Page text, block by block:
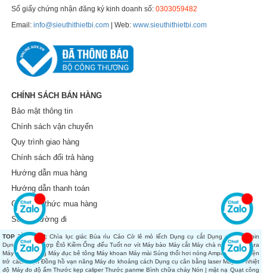
Số giấy chứng nhận đăng ký kinh doanh số:0303059482
Email:info@sieuthithietbi.com | Web:www.sieuthithietbi.com
CHÍNH SÁCH BÁN HÀNG
Bảo mật thông tin
Chính sách vận chuyển
Quy trình giao hàng
Chính sách đổi trả hàng
Hướng dẫn mua hàng
Hướng dẫn thanh toán
Các hình thức mua hàng
Sơ đồ đường đi
TOP TÌM KIẾM:Chìa lục giác Búa rìu Cảo Cờ lê mỏ lếch Dụng cụ cắt Dụng cụ dùng pin
Dụng cụ tổng hợp Êtô Kiềm Ống đếu Tuốt nơ vít Máy bào Máy cắt Máy chà nhám Máy cưa
Máy đánh bóng Máy đục bê tông Máy khoan Máy mài Súng thổi hơi nóng Ampe kìm Đo điện
trở cách điện Đồng hồ vạn năng Máy đo khoảng cách Dụng cụ cân bằng laser Máy đo nhiệt
độ Máy đo độ ẩm Thước kẹp caliper Thước panme Bình chữa cháy Nón | mặt nạ Quạt công